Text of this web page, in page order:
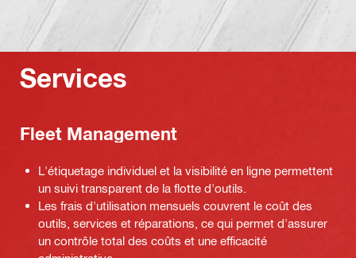
Services
Fleet Management
L'étiquetage individuel et la visibilité en ligne permettent
un suivi transparent de la flotte d'outils.
Les frais d'utilisation mensuels couvrent le coût des
outils, services et réparations, ce qui permet d'assurer
un contrôle total des coûts et une efficacité